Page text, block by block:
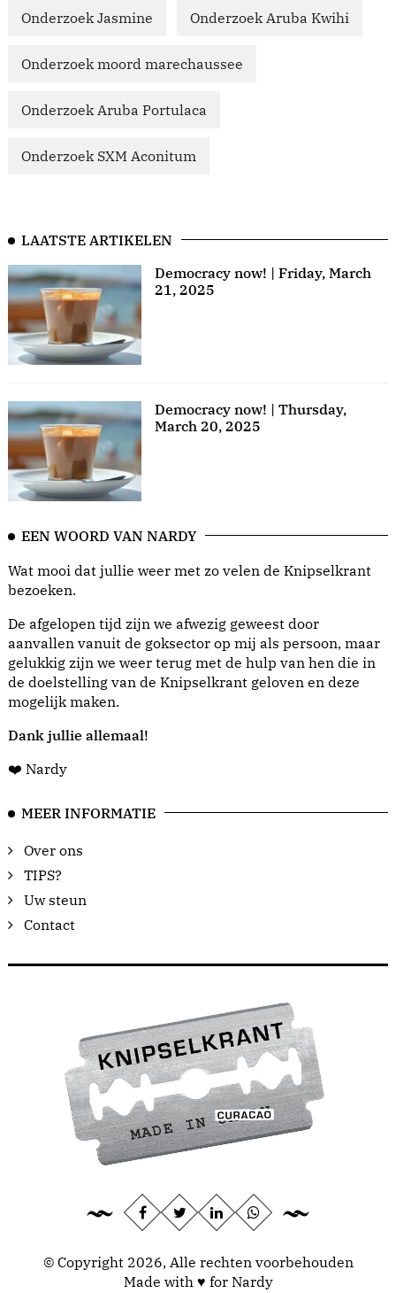
Onderzoek Jasmine Onderzoek Aruba Kwihi
Onderzoek moord marechaussee
Onderzoek Aruba Portulaca
Onderzoek SXM Aconitum
LAATSTE ARTIKELEN
Democracy now! | Friday, March
21, 2025
Democracy now! | Thursday,
March 20, 2025
EEN WOORD VAN NARDY
Wat mooi dat jullie weer met zo velen de Knipselkrant
bezoeken.
De afgelopen tijd zijn we afwezig geweest door
aanvallen vanuit de goksector op mij als persoon, maar
gelukkig zijn we weer terug met de hulp van hen die in
de doelstelling van de Knipselkrant geloven en deze
mogelijk maken.
Dank jullie allemaal!
❤️ Nardy
MEER INFORMATIE
Over ons
TIPS?
Uw steun
Contact
© Copyright 2026, Alle rechten voorbehouden
Made with ♥ for Nardy